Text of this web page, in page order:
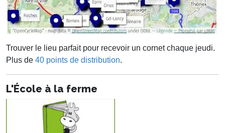
Trouver le lieu parfait pour recevoir un cornet chaque jeudi.
Plus de 40 points de distribution.
L'École à la ferme